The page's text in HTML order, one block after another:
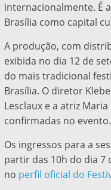
internacionalmente. É
Brasília como capital
A produção, com
exibida no dia 12 de
do mais tradicional
Brasília. O diretor
Lesclaux e a atriz
confirmadas no evento.
Os ingressos para a
partir das 10h do dia 7
no perfil oficial do